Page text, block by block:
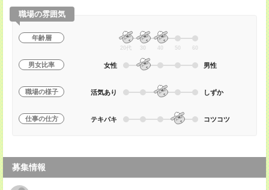
職場の雰囲気
年齢層
20代 30 40 50 60
男女比率 女性 男性
職場の様子 活気あり しずか
仕事の仕方 テキパキ コツコツ
募集情報